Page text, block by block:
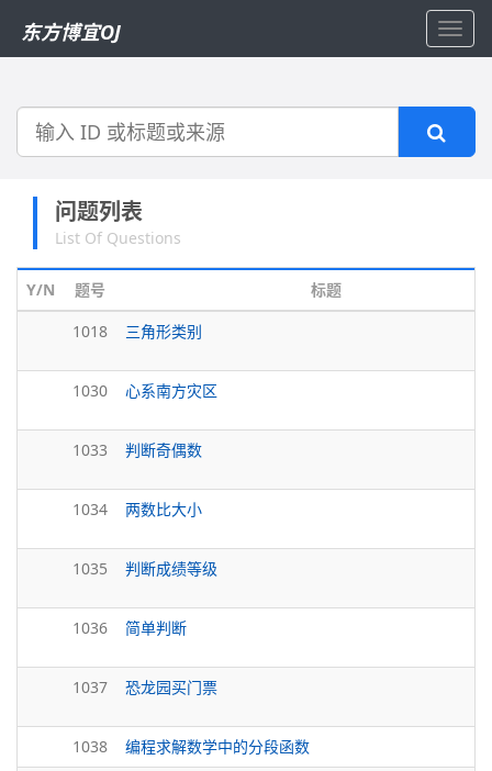
东方博宜OJ
搜
问题列表
List Of Questions
Y/N 题号
标题
1018
三角形类别
1030 心系南方灾区
1033 判断奇偶数
1034 两数比大小
1035 判断成绩等级
1036 简单判断
1037 恐龙园买门票
1038
编程求解数学中的分段函数